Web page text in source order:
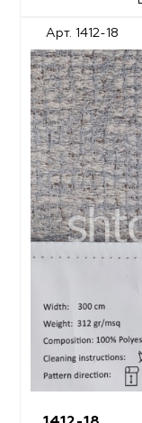
Арт. 1412-18